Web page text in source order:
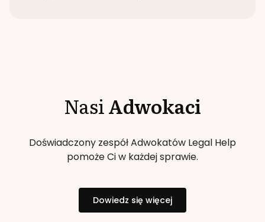
NasiAdwokaci
Doświadczony zespół Adwokatów Legal Help
pomoże Ci w każdej sprawie.
Dowiedz się więcej